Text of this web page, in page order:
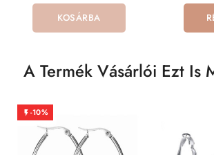
KOSÁRBA
A Termék Vásárlói Ezt Is
 -10%